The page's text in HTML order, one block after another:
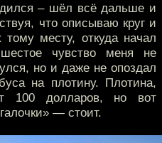
– шёл всё дальше и
что описываю круг и
тому месту, откуда начал
чувство меня не
но и даже не опоздал
на плотину. Плотина,
100 долларов, но вот
— стоит.